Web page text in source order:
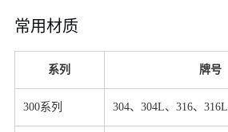
常用材质
系列 牌号
300系列 304、304L、316、316L